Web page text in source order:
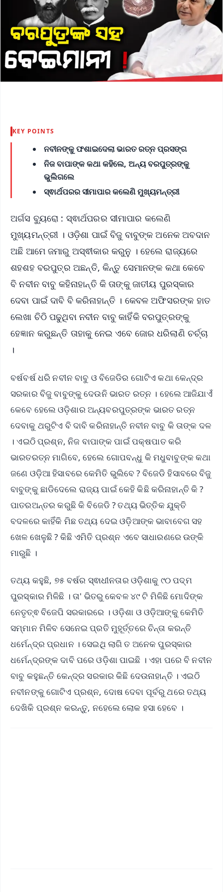
KEY POINTS
ନବୀନଙ୍କୁ ଫଶାଇଦେଲା ଭାରତ ରତ୍ନ ପ୍ରସଙ୍ଗ
ନିଜ ବାପାଙ୍କ କଥା କହିଲେ, ଅନ୍ୟ ବରପୁତ୍ରଙ୍କୁ
ଭୁଲିଗଲେ
ସ୍ଵାର୍ଥପରର ସୀମାପାର କଲେଣି ମୁଖ୍ୟମନ୍ତ୍ରୀ
ଅର୍ଗସ ବ୍ୟୁରୋ : ସ୍ଵାର୍ଥପରର ସୀମାପାର କଲେଣି
ମୁଖ୍ୟମନ୍ତ୍ରୀ । ଓଡ଼ିଶା ପାଇଁ ବିଜୁ ବାବୁଙ୍କ ଅନେକ ଅବଦାନ
ଅଛି ଆମେ ଜମାରୁ ଅସ୍ଵୀକାର କରୁନୁ । ହେଲେ ରାଜ୍ୟରେ
ଶହଶହ ବରପୁତ୍ର ଅଛନ୍ତି, କିନ୍ତୁ ସେମାନଙ୍କ କଥା କେବେ
ବି ନବୀନ ବାବୁ କହିନାହାନ୍ତି କି ତାଙ୍କୁ ଜାତୀୟ ପୁରସ୍କାର
ଦେବା ପାଇଁ ଦାବି ବି କରିନାହାନ୍ତି । କେବଳ ଅଫିସରଙ୍କ ହାତ
ଲେଖା ଚିଠି ପଢୁଥିବା ନବୀନ ବାବୁ କାହିଁକି ବରପୁତ୍ରଙ୍କୁ
ହେଜ୍ଞାନ କରୁଛନ୍ତି ତାହାକୁ ନେଇ ଏବେ ଜୋର ଧରିଲାଣି ଚର୍ଚ୍ଚା
।
ବର୍ଷବର୍ଷ ଧରି ନବୀନ ବାବୁ ଓ ବିଜେଡିର ଗୋଟିଏ କଥା କେନ୍ଦ୍ର
ସରକାର ବିଜୁ ବାବୁଙ୍କୁ ଦେଉନି ଭାରତ ରତ୍ନ । ହେଲେ ଆଜିଯାଏଁ
କେବେ ହେଲେ ଓଡ଼ିଶାର ଅନ୍ୟବରପୁତ୍ରଙ୍କ ଭାରତ ରତ୍ନ
ଦେବାକୁ ଥରୁଟିଏ ବି ଦାବି କରିନାହାନ୍ତି ନବୀନ ବାବୁ କି ତାଙ୍କ ଦଳ
। ଏଇଠି ପ୍ରଶ୍ନ, ନିଜ ବାପାଙ୍କ ପାଇଁ ପକ୍ଷପାତ କରି
ଭାରତରତ୍ନ ମାଗିବେ, ହେଲେ ଗୋପବନ୍ଧୁ କି ମଧୁବାବୁଙ୍କ କଥା
ଜଣେ ଓଡ଼ିଆ ହିସାବରେ କେମିତି ଭୁଲିବେ ? ବିଜେଡି ହିସାବରେ ବିଜୁ
ବାବୁଙ୍କୁ ଛାଡିଦେଲେ ରାଜ୍ୟ ପାଇଁ କେହି କିଛି କରିନାହାନ୍ତି କି ?
ପାତରଅନ୍ତର କରୁଛି କି ବିଜେଡି ? ତଥ୍ୟ ଭିତ୍ତିକ ଯୁକ୍ତି
ବଦଳରେ କାହିଁକି ମିଛ ତଥ୍ୟ ଦେଇ ଓଡ଼ିଆଙ୍କ ଭାବାବେଗ ସହ
ଖେଳ ଖେଳୁଛି ? କିଛି ଏମିତି ପ୍ରଶ୍ନ ଏବେ ସାଧାରଣରେ ଉଙ୍କି
ମାରୁଛି ।
ତଥ୍ୟ କହୁଛି, ୭୫ ବର୍ଷର ସ୍ଵାଧୀନତାର ଓଡ଼ିଶାକୁ ୯୦ ପଦ୍ମ
ପୁରସ୍କାର ମିଳିଛି । ତା' ଭିତରୁ କେବଳ ୪୯ ଟି ମିଳିଛି ମୋଦିଙ୍କ
ନେତୃତ୍ଵ ବିଜେପି ସରକାରରେ । ଓଡ଼ିଶା ଓ ଓଡ଼ିଆଙ୍କୁ କେମିତି
ସମ୍ମାନ ମିଳିବ ସେନେଇ ପ୍ରତି ମୁହୂର୍ତ୍ତରେ ଚିନ୍ତା କରନ୍ତି
ଧର୍ମେନ୍ଦ୍ର ପ୍ରଧାନ । ସେଇଥି ଲାଗି ତ ଅନେକ ପୁରସ୍କାର
ଧର୍ମେନ୍ଦ୍ରଙ୍କ ଦାବି ପରେ ଓଡ଼ିଶା ପାଇଛି । ଏହା ପରେ ବି ନବୀନ
ବାବୁ କହୁଛନ୍ତି କେନ୍ଦ୍ର ସରକାର କିଛି ଦେଉନାହାନ୍ତି । ଏଇଠି
ନବୀନଙ୍କୁ ଗୋଟିଏ ପ୍ରଶ୍ନ, ଦୋଷ ଦେବା ପୂର୍ବରୁ ଥରେ ତଥ୍ୟ
ଦେଖିକି ପ୍ରଶ୍ନ କରନ୍ତୁ, ନହେଲେ ଲୋକ ହସା ହେବେ ।